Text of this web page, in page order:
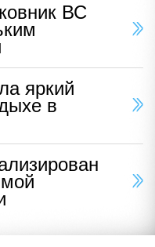
ВС
яркий
в